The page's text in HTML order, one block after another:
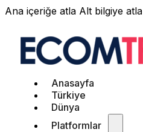
Ana içeriğe atla Alt bilgiye atla
Anasayfa
Türkiye
Dünya
Platformlar